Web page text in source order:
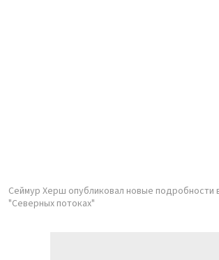
Сеймур Херш опубликовал новые подробности
"Северных потоках"